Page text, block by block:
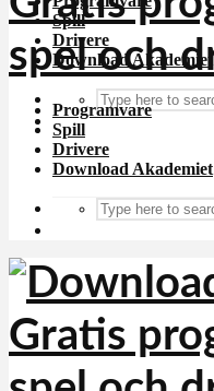
Spill
Drivere
Download Akademiet
Programvare
Spill
Drivere
Download Akademiet